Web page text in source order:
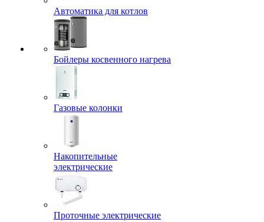
Автоматика для котлов
Бойлеры косвенного нагрева
Газовые колонки
Накопительные
электрические
Проточные электрические